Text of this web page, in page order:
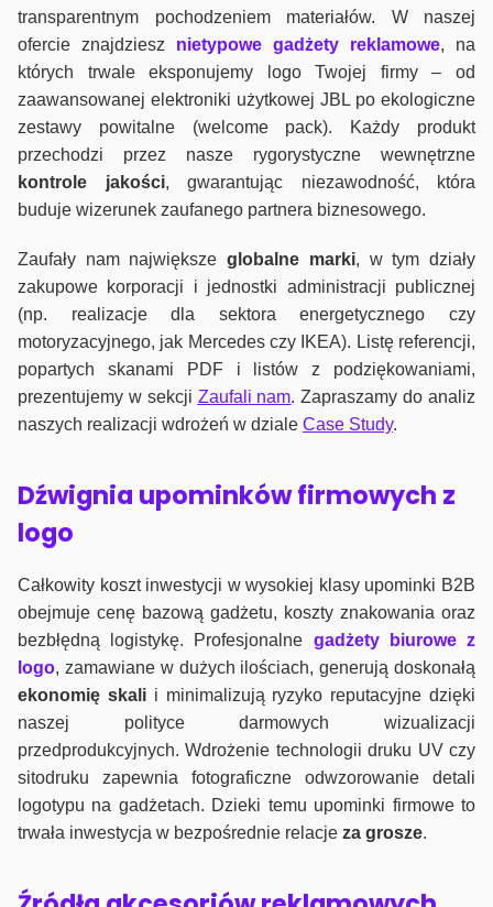
transparentnym pochodzeniem materiałów. W naszej
ofercie znajdziesz nietypowe gadżety reklamowe, na
których trwale eksponujemy logo Twojej firmy – od
zaawansowanej elektroniki użytkowej JBL po ekologiczne
zestawy powitalne (welcome pack). Każdy produkt
przechodzi przez nasze rygorystyczne wewnętrzne
kontrole jakości, gwarantując niezawodność, która
buduje wizerunek zaufanego partnera biznesowego.
Zaufały nam największeglobalne marki, w tym działy
zakupowe korporacji i jednostki administracji publicznej
(np. realizacje dla sektora energetycznego czy
motoryzacyjnego, jak Mercedes czy IKEA). Listę referencji,
popartych skanami PDF i listów z podziękowaniami,
prezentujemy w sekcji Zaufali nam. Zapraszamy do analiz
naszych realizacji wdrożeń w dziale Case Study.
Dźwignia upominków firmowych z
logo
Całkowity koszt inwestycji w wysokiej klasy upominki B2B
obejmuje cenę bazową gadżetu, koszty znakowania oraz
bezbłędną logistykę. Profesjonalne gadżety biurowe z
logo, zamawiane w dużych ilościach, generują doskonałą
ekonomię skalii minimalizują ryzyko reputacyjne dzięki
naszej polityce darmowych wizualizacji
przedprodukcyjnych. Wdrożenie technologii druku UV czy
sitodruku zapewnia fotograficzne odwzorowanie detali
logotypu na gadżetach. Dzieki temu upominki firmowe to
trwała inwestycja w bezpośrednie relacje za grosze.